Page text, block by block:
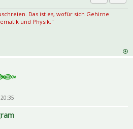
Zitat
Das ist es, wofür sich Gehirne
und Physik."